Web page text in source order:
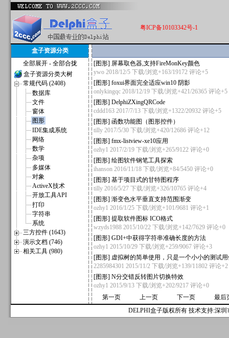
粤ICP备10103342号-1
盒子资源分类
全部展开- 全部合拢
盒子资源分类大树
常规代码 (2408)
数据库
文件
窗体
图形
IDE集成系统
网络
数学
杂项
多媒体
对象
ActiveX技术
开放工具API
打印
字符串
系统
三方控件 (1643)
演示文档 (746)
相关工具 (980)
[图形] 屏幕取色器,支持FireMonKey颜色
ywo 2018/12/5 下载/浏览+163/19172 评论+5
[图形] foxui界面完全适应win10 阴影
onlykingqc 2018/12/19 下载/浏览+421/26365 评论+5
[图形] DelphiZXingQRCode
cddd163 2017/7/13 下载/浏览+1322/20932 评论+5
[图形] 函数功能图（图形控件）
tilly 2017/5/30 下载/浏览+420/12686 评论+12
[图形] fmx-listview-xe10应用
ozhy1 2017/2/19 下载/浏览+265/9122 评论+0
[图形] 绘图软件钢笔工具探索
ihanson 2016/11/18 下载/浏览+84/5450 评论+0
[图形] 基于项目式的甘特图程序
tilly 2016/5/27 下载/浏览+326/10765 评论+4
[图形] 渐变色水平垂直支持范围渐变
ozhy1 2016/1/25 下载/浏览+101/9681 评论+1
[图形] 提取软件图标 ICO格式
wzyds1988 2015/10/22 下载/浏览+142/7629 评论+0
[图形] GDI+中获得字符串准确长度的方法
ozhy1 2015/10/29 下载/浏览+259/9067 评论+3
[图形] 虚拟树的简单使用，只是一个小小的测试
2285984301 2015/11/2 下载/浏览+139/11802 评论+2
[图形] N分交错反转图片切换特效
ozhy1 2015/9/13 下载/浏览+202/9217 评论+0
第一页
上一页 下一页
最后
DELPHI盒子版权所有 技术支持:深